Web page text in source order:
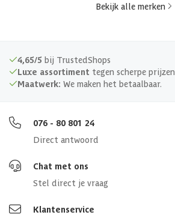
Bekijk alle merken
4,65/5 bij TrustedShops
Luxe assortiment tegen scherpe prijzen
Maatwerk: We maken het betaalbaar.
076 - 80 801 24
Direct antwoord
Chat met ons
Stel direct je vraag
Klantenservice